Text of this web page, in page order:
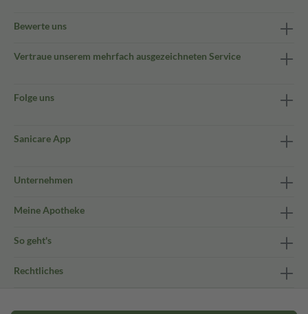
Bewerte uns
Vertraue unserem mehrfach ausgezeichneten Service
Folge uns
Sanicare App
Unternehmen
Meine Apotheke
So geht's
Rechtliches